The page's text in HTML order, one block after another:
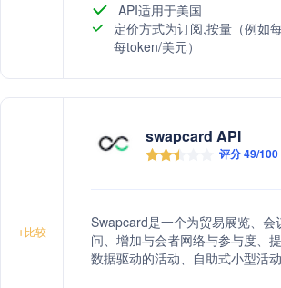
API适用于美国
定价方式为订阅,按量（例如每
每token/美元）
+比较
swapcard API
评分 49/100
Swapcard是一个为贸易展览、
问、增加与会者网络与参与度、
数据驱动的活动、自助式小型活动